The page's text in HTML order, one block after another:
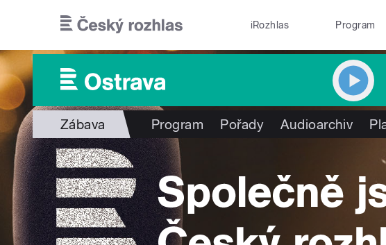
iRozhlas Program
Zábava Program Pořady Audioarchiv